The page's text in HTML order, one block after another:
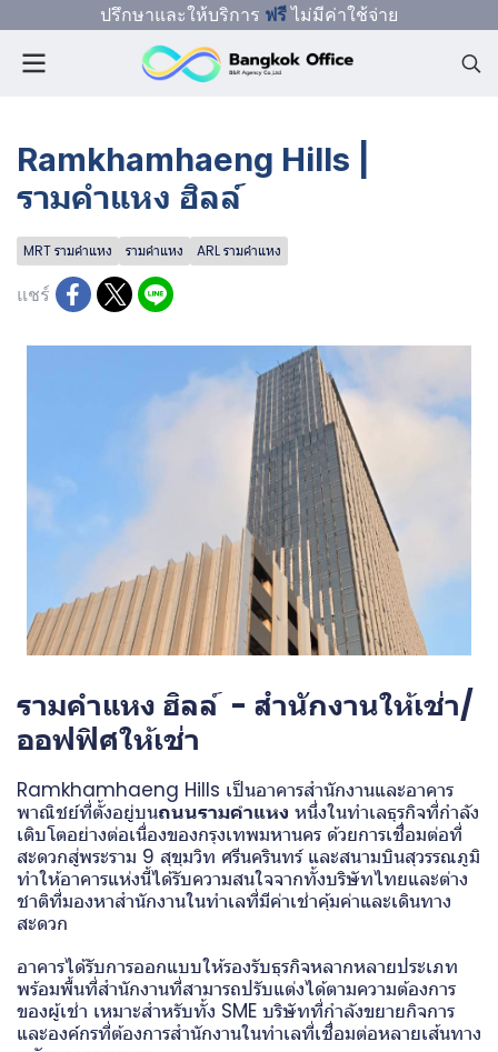
ปรึกษาและให้บริการ ฟรีไม่มีค่าใช้จ่าย
Ramkhamhaeng Hills |
รามคำแหง ฮิลล์
MRT รามคำแหง รามคำแหง ARL รามคำแหง
แชร์
รามคำแหง ฮิลล์ - สำนักงานให้เช่า/
ออฟฟิศให้เช่า
Ramkhamhaeng Hills เป็นอาคารสำนักงานและอาคาร
พาณิชย์ที่ตั้งอยู่บนถนนรามคำแหง หนึ่งในทำเลธุรกิจที่กำลัง
เติบโตอย่างต่อเนื่องของกรุงเทพมหานคร ด้วยการเชื่อมต่อที่
สะดวกสู่พระราม 9 สุขุมวิท ศรีนครินทร์ และสนามบินสุวรรณภูมิ
ทำให้อาคารแห่งนี้ได้รับความสนใจจากทั้งบริษัทไทยและต่าง
ชาติที่มองหาสำนักงานในทำเลที่มีค่าเช่าคุ้มค่าและเดินทาง
สะดวก
อาคารได้รับการออกแบบให้รองรับธุรกิจหลากหลายประเภท
พร้อมพื้นที่สำนักงานที่สามารถปรับแต่งได้ตามความต้องการ
ของผู้เช่า เหมาะสำหรับทั้ง SME บริษัทที่กำลังขยายกิจการ
และองค์กรที่ต้องการสำนักงานในทำเลที่เชื่อมต่อหลายเส้นทาง